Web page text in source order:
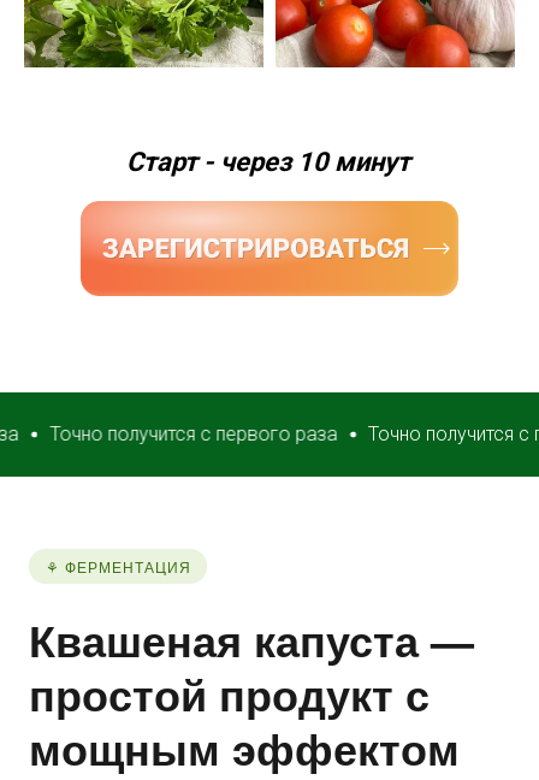
Старт - через 10 минут
получится с первого раза Точно получится с
⚘ ФЕРМЕНТАЦИЯ
Квашеная капуста —
простой продукт с
мощным эффектом